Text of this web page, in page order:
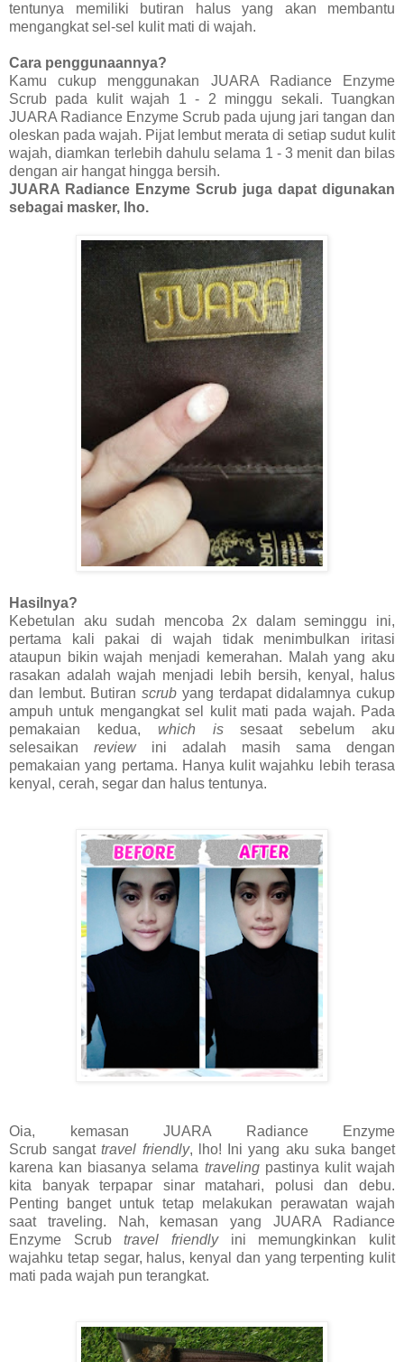
tentunya memiliki butiran halus yang akan membantu
mengangkat sel-sel kulit mati di wajah.
Cara penggunaannya?
Kamu cukup menggunakan JUARA Radiance Enzyme
Scrub pada kulit wajah 1 - 2 minggu sekali. Tuangkan
JUARA Radiance Enzyme Scrub pada ujung jari tangan dan
oleskan pada wajah. Pijat lembut merata di setiap sudut kulit
wajah, diamkan terlebih dahulu selama 1 - 3 menit dan bilas
dengan air hangat hingga bersih.
JUARA Radiance Enzyme Scrub juga dapat digunakan
sebagai masker, lho.
Hasilnya?
Kebetulan aku sudah mencoba 2x dalam seminggu ini,
pertama kali pakai di wajah tidak menimbulkan iritasi
ataupun bikin wajah menjadi kemerahan. Malah yang aku
rasakan adalah wajah menjadi lebih bersih, kenyal, halus
dan lembut. Butiran scrub yang terdapat didalamnya cukup
ampuh untuk mengangkat sel kulit mati pada wajah. Pada
pemakaian kedua,
which is
sesaat sebelum aku
selesaikan
review
ini adalah masih sama dengan
pemakaian yang pertama. Hanya kulit wajahku lebih terasa
kenyal, cerah, segar dan halus tentunya.
Oia, kemasan JUARA Radiance Enzyme
Scrub sangat travel friendly, lho! Ini yang aku suka banget
karena kan biasanya selama traveling pastinya kulit wajah
kita banyak terpapar sinar matahari, polusi dan debu.
Penting banget untuk tetap melakukan perawatan wajah
saat traveling. Nah, kemasan yang JUARA Radiance
Enzyme Scrubtravel friendly
ini memungkinkan kulit
wajahku tetap segar, halus, kenyal dan yang terpenting kulit
mati pada wajah pun terangkat.